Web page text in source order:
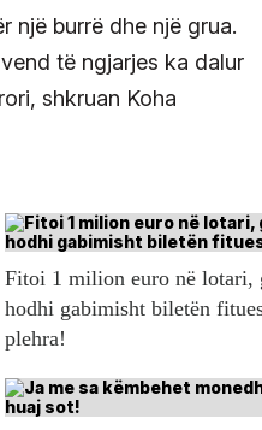
një burrë dhe një grua.
të ngjarjes ka dalur
shkruan Koha
Fitoi 1 milion euro në lotari,
hodhi gabimisht biletën
plehra!